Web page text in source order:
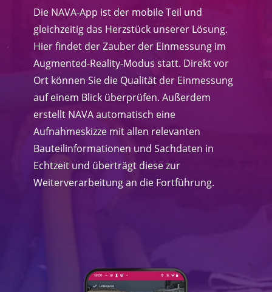
Die NAVA-App ist der mobile Teil und
gleichzeitig das Herzstück unserer Lösung.
Hier findet der Zauber der Einmessung im
Augmented-Reality-Modus statt. Direkt vor
Ort können Sie die Qualität der Einmessung
auf einem Blick überprüfen. Außerdem
erstellt NAVA automatisch eine
Aufnahmeskizze mit allen relevanten
Bauteilinformationen und Sachdaten in
Echtzeit und überträgt diese zur
Weiterverarbeitung an die Fortführung.